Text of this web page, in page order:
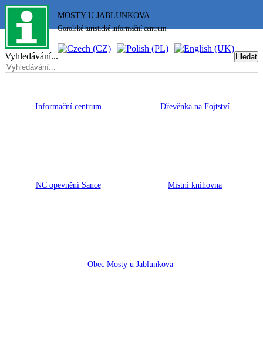
MOSTY U JABLUNKOVA
Gorolské turistické informační centrum
Vyhledávání... Hledat
Informační centrum Dřevěnka na Fojtství
NC opevnění Šance Místní knihovna
Obec Mosty u Jablunkova